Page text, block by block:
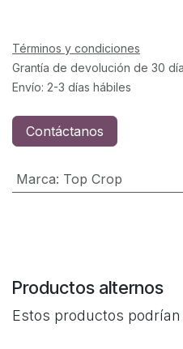
Términos y condiciones
Grantía de devolución de 30
Envío: 2-3 días hábiles
Contáctanos
Marca: Top Crop
Productos alternos
Estos productos